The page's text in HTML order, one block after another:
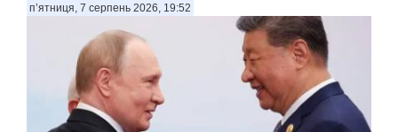
п’ятниця, 7 серпень 2026, 19:52